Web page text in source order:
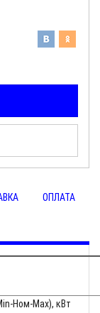
ОПЛАТА
Ном-Max), кВт